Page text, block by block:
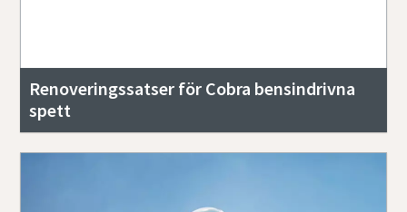
Renoveringssatser för Cobra bensindrivna
spett